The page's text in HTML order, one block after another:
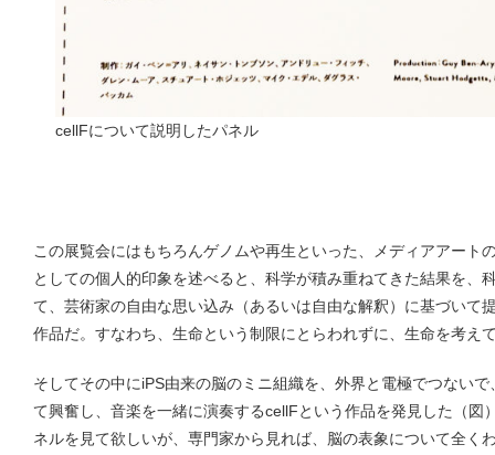
cellFについて説明したパネル
この展覧会にはもちろんゲノムや再生といった、メディアアート
としての個人的印象を述べると、科学が積み重ねてきた結果を、
て、芸術家の自由な思い込み（あるいは自由な解釈）に基づいて
作品だ。すなわち、生命という制限にとらわれずに、生命を考え
そしてその中にiPS由来の脳のミニ組織を、外界と電極でつない
て興奮し、音楽を一緒に演奏するcellFという作品を発見した（図
ネルを見て欲しいが、専門家から見れば、脳の表象について全く